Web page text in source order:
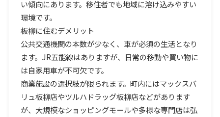
い傾向にあります。移住者でも地域に溶け込みやすい
環境です。
板柳に住むデメリット
公共交通機関の本数が少なく、車が必須の生活となり
ます。JR五能線はありますが、日常の移動や買い物に
は自家用車が不可欠です。
商業施設の選択肢が限られます。町内にはマックスバ
リュ板柳店やツルハドラッグ板柳店などがあります
が、大規模なショッピングモールや多様な専門店は弘